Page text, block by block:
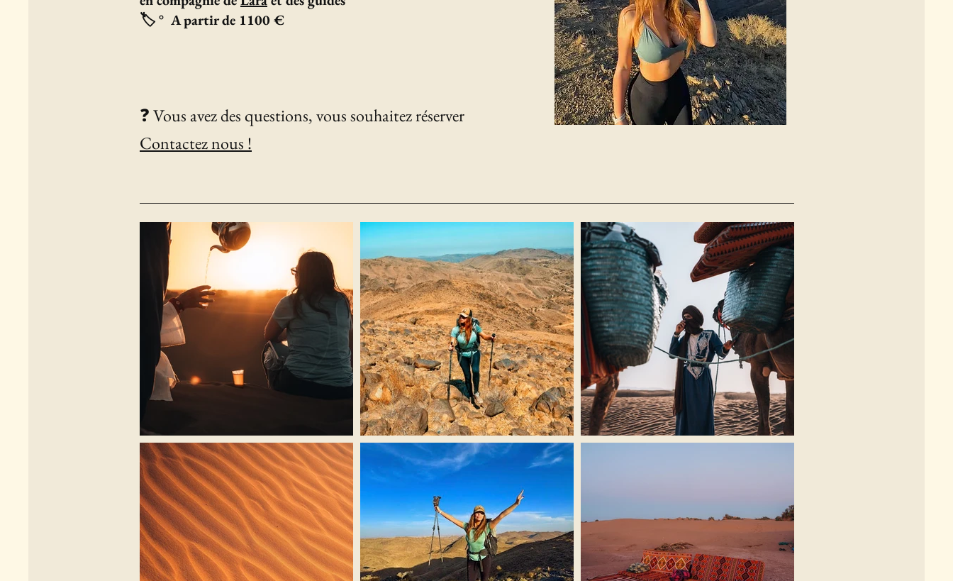
🏷️ ° A partir de 1100 €
❓ Vous avez des questions, vous souhaitez réserver
Contactez nous !